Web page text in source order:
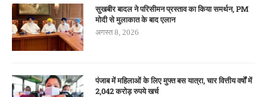
सुखबीर बादल ने परिसीमन प्रस्ताव का किया समर्थन, PM
मोदी से मुलाकात के बाद एलान
अगस्त 8, 2026
पंजाब में महिलाओं के लिए मुफ्त बस यात्रा, चार वित्तीय वर्षों में
2,042 करोड़ रुपये खर्च